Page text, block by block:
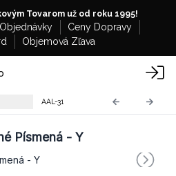
Tovarom už od roku 1995!
Ceny Dopravy
Objemová Zľava
AAL-31
Písmená - Y